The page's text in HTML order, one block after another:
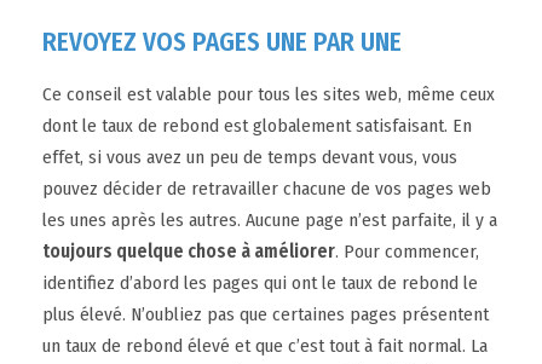
REVOYEZ VOS PAGES UNE PAR UNE
Ce conseil est valable pour tous les sites web, même ceux
dont le taux de rebond est globalement satisfaisant. En
effet, si vous avez un peu de temps devant vous, vous
pouvez décider de retravailler chacune de vos pages web
les unes après les autres. Aucune page n’est parfaite, il y a
toujours quelque chose à améliorer. Pour commencer,
identifiez d’abord les pages qui ont le taux de rebond le
plus élevé. N’oubliez pas que certaines pages présentent
un taux de rebond élevé et que c’est tout à fait normal. La